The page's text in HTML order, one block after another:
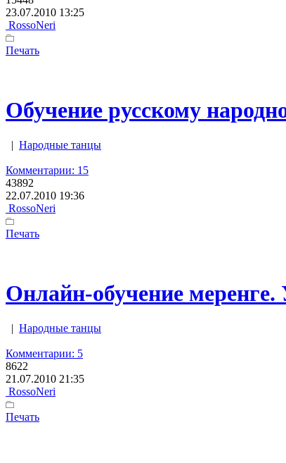
23.07.2010 13:25
RossoNeri
Печать
Обучение русскому
| Народные танцы
Комментарии: 15
43892
22.07.2010 19:36
RossoNeri
Печать
Онлайн-обучение
| Народные танцы
Комментарии: 5
8622
21.07.2010 21:35
RossoNeri
Печать